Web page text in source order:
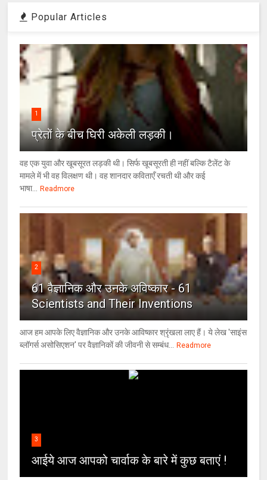
Popular Articles
1
प्रेतों के बीच घिरी अकेली लड़की।
वह एक युवा और खूबसूरत लड़की थी। सिर्फ खूबसूरती ही नहीं बल्कि टैलेंट के
मामले में भी वह विलक्षण थी। वह शानदार कविताएँ रचती थी और कई
भाषा...
Readmore
2
61 वैज्ञानिक और उनके अविष्कार - 61
Scientists and Their Inventions
आज हम आपके लिए वैज्ञानिक और उनके आविष्कार श्रृंखला लाए हैं। ये लेख 'साइंस
ब्लॉगर्स असोसिएशन' पर वैज्ञा‍निकों की जीवनी से सम्बंध...
Readmore
3
आईये आज आपको चार्वाक के बारे में कुछ बताएं !